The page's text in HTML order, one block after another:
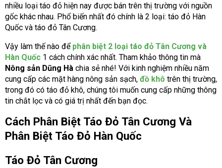
nhiều loại táo đỏ hiện nay được bán trên thị trường với nguồn
gốc khác nhau. Phổ biến nhất đó chính là 2 loại: táo đỏ Hàn
Quốc và táo đỏ Tân Cương.
Vậy làm thế nào để phân biệt 2 loại táo đỏ Tân Cương và
Hàn Quốc 1 cách chính xác nhất. Tham khảo thông tin mà
Nông sản Dũng Hà chia sẻ nhé! Với kinh nghiệm nhiều năm
cung cấp các mặt hàng nông sản sạch, đồ khô trên thị trường,
trong đó có táo đỏ khô, chúng tôi muốn cung cấp những thông
tin chắt lọc và có giá trị nhất đến bạn đọc.
Cách Phân Biệt Táo Đỏ Tân Cương Và
Phân Biệt Táo Đỏ Hàn Quốc
Táo Đỏ Tân Cương